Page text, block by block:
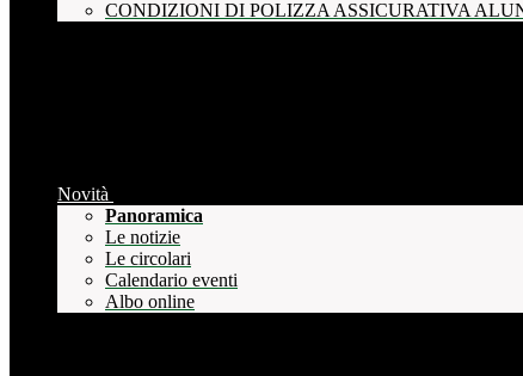
CONDIZIONI DI POLIZZA ASSICURATIVA
Novità
Panoramica
Le notizie
Le circolari
Calendario eventi
Albo online